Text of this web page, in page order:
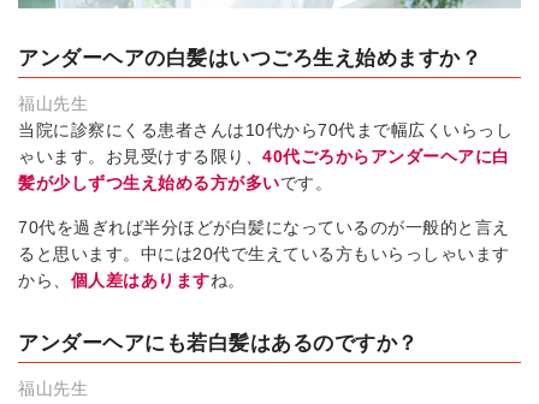
アンダーヘアの白髪はいつごろ生え始めますか？
福山先生
当院に診察にくる患者さんは10代から70代まで幅広くいらっし
ゃいます。お見受けする限り、 40代ごろからアンダーヘアに白
髪が少しずつ生え始める方が多いです。
70代を過ぎれば半分ほどが白髪になっているのが一般的と言え
ると思います。中には20代で生えている方もいらっしゃいます
から、 個人差はありますね。
アンダーヘアにも若白髪はあるのですか？
福山先生